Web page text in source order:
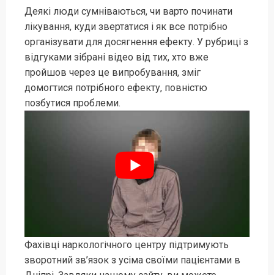
Деякі люди сумніваються, чи варто починати
лікування, куди звертатися і як все потрібно
організувати для досягнення ефекту. У рубриці з
відгуками зібрані відео від тих, хто вже
пройшов через це випробування, зміг
домогтися потрібного ефекту, повністю
позбутися проблеми.
Фахівці наркологічного центру підтримують
зворотний зв’язок з усіма своїми пацієнтами в